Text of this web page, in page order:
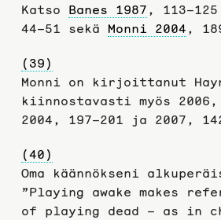
Katso Banes 1987 ,
44–51 sekä Monni 2004 ,
(39)
Monni on kirjoittanut
kiinnostavasti myös 2006,
2004, 197–201 ja 2007,
(40)
Oma käännökseni
”Playing awake makes
of playing dead – as in